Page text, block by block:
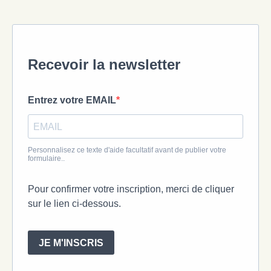
Recevoir la newsletter
Entrez votre EMAIL
Personnalisez ce texte d'aide facultatif avant de publier votre
formulaire..
Pour confirmer votre inscription, merci de cliquer
sur le lien ci-dessous.
JE M'INSCRIS